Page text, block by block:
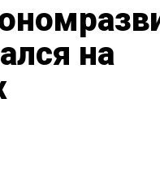
на